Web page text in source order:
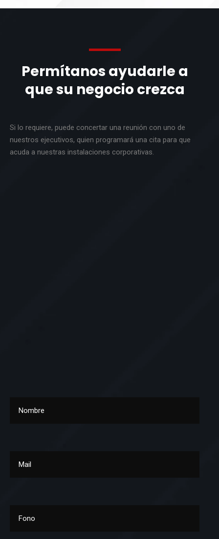
Permítanos ayudarle a
que su negocio crezca
Si lo requiere, puede concertar una reunión con uno de
nuestros ejecutivos, quien programará una cita para que
acuda a nuestras instalaciones corporativas.